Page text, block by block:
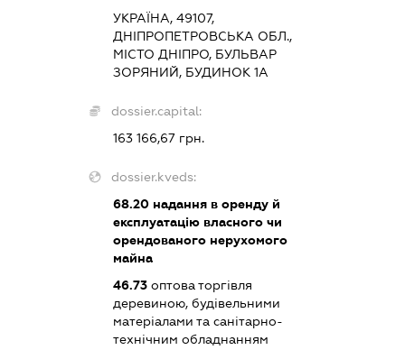
УКРАЇНА, 49107,
ДНІПРОПЕТРОВСЬКА ОБЛ.,
МІСТО ДНІПРО, БУЛЬВАР
ЗОРЯНИЙ, БУДИНОК 1А
dossier.capital:
163 166,67 грн.
dossier.kveds:
68.20 надання в оренду й
експлуатацію власного чи
орендованого нерухомого
майна
46.73 оптова торгівля
деревиною, будівельними
матеріалами та санітарно-
технічним обладнанням